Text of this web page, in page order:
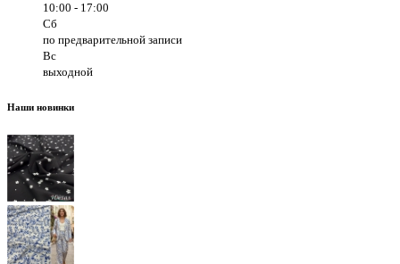
10:00 - 17:00
Сб
по предварительной записи
Вс
выходной
Наши новинки